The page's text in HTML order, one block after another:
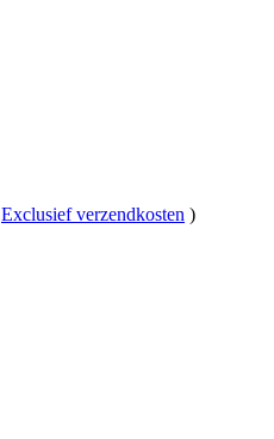
Exclusief verzendkosten )